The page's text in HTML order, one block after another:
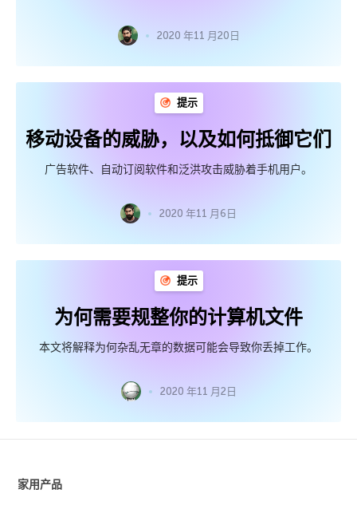
2020 年11 月20日
提示
移动设备的威胁，以及如何抵御它们
广告软件、自动订阅软件和泛洪攻击威胁着手机用户。
2020 年11 月6日
提示
为何需要规整你的计算机文件
本文将解释为何杂乱无章的数据可能会导致你丢掉工作。
2020 年11 月2日
家用产品